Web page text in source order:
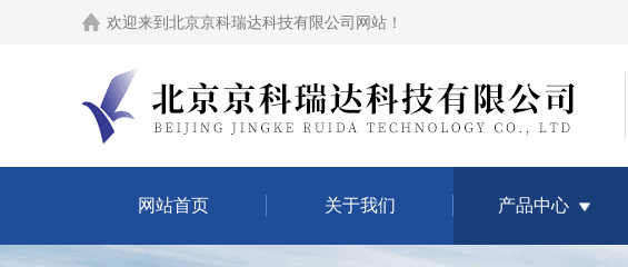
欢迎来到 北京京科瑞达科技有限公司网站 ！
网站首页 关于我们 产品中心